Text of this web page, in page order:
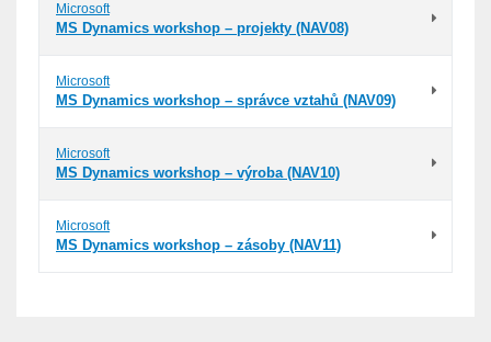
Microsoft
MS Dynamics workshop – projekty (NAV08)
Microsoft
MS Dynamics workshop – správce vztahů (NAV09)
Microsoft
MS Dynamics workshop – výroba (NAV10)
Microsoft
MS Dynamics workshop – zásoby (NAV11)